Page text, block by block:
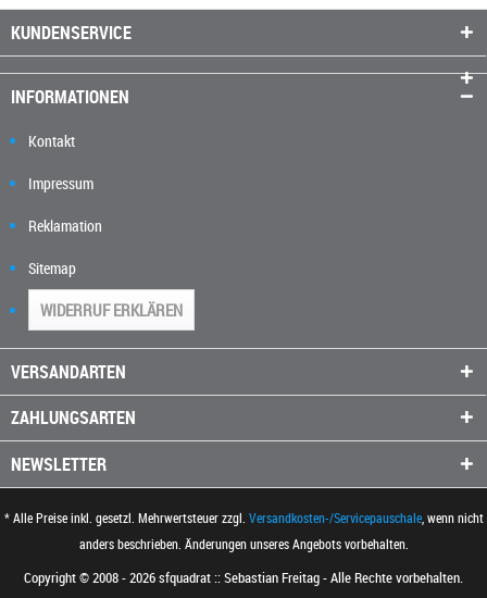
KUNDENSERVICE
INFORMATIONEN
Kontakt
Impressum
Reklamation
Sitemap
WIDERRUF ERKLÄREN
VERSANDARTEN
ZAHLUNGSARTEN
NEWSLETTER
* Alle Preise inkl. gesetzl. Mehrwertsteuer zzgl. Versandkosten-/Servicepauschale, wenn nicht
anders beschrieben. Änderungen unseres Angebots vorbehalten.
Copyright © 2008 - 2026 sfquadrat :: Sebastian Freitag - Alle Rechte vorbehalten.